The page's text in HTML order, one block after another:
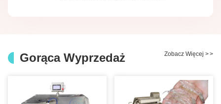
Gorąca Wyprzedaż Zobacz Więcej >>